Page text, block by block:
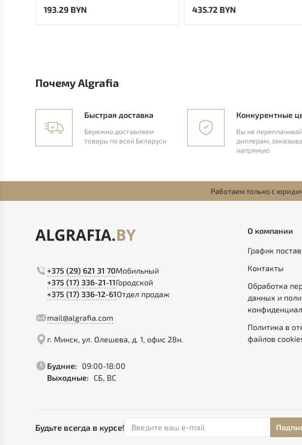
193.29 BYN 435.72 BYN
Почему Algrafia
Быстрая доставка
Бережно доставляем
товары по всей Беларуси
Конкурентные
Вы не
диллерам,
напрямую
Работаем только с
+375 (29) 621 31 70Мобильный
+375 (17) 336-21-11Городской
+375 (17) 336-12-61Отдел продаж
mail@algrafia.com
г. Минск, ул. Олешева, д. 1, офис 28н.
Будние:
09:00-18:00
Выходные:
СБ, ВС
О компании
График
Контакты
Обработка
данных и
Политика в
файлов
Будьте всегда в курсе!